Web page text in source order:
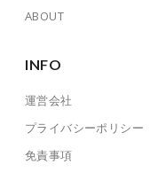
ABOUT
INFO
運営会社
プライバシーポリシー
免責事項